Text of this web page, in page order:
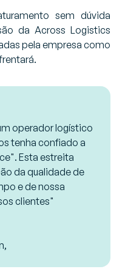
sem dúvida
da Across Logistics
pela empresa como
operador logístico
tenha confiado a
Esta estreita
da qualidade de
e de nossa
clientes"